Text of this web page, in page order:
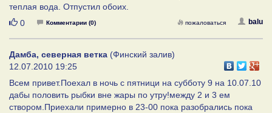
теплая вода. Отпустил обоих.
Нравится
0 Комментарии (0) balu
пожаловаться
Дамба, северная ветка (Финский залив)
12.07.2010 19:25
Всем привет.Поехал в ночь с пятници на субботу 9 на 10.07.10
дабы половить рыбки вне жары по утру!между 2 и 3 ем
створом.Приехали примерно в 23-00 пока разобрались пока